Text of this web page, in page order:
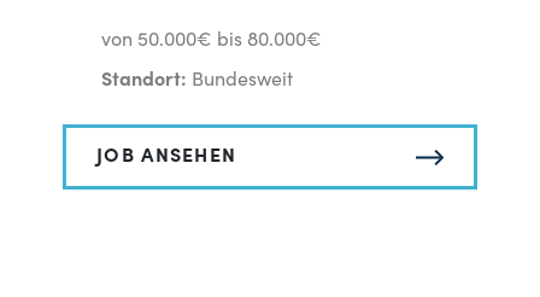
von 50.000€ bis 80.000€
Standort: Bundesweit
JOB ANSEHEN